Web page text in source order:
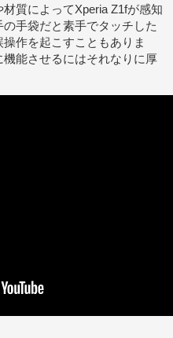
質によってXperia Z1fが感知
手袋だと素手でタッチした
作を起こすこともありま
能させるにはそれなりに厚